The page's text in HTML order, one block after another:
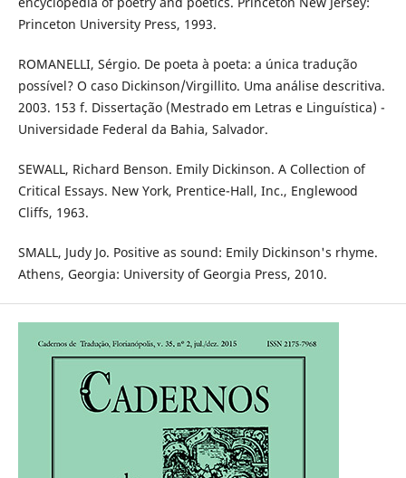
Princeton University Press, 1993.
ROMANELLI, Sérgio. De poeta à poeta: a única tradução
possível? O caso Dickinson/Virgillito. Uma análise descritiva.
2003. 153 f. Dissertação (Mestrado em Letras e Linguística) -
Universidade Federal da Bahia, Salvador.
SEWALL, Richard Benson. Emily Dickinson. A Collection of
Critical Essays. New York, Prentice-Hall, Inc., Englewood
Cliffs, 1963.
SMALL, Judy Jo. Positive as sound: Emily Dickinson's rhyme.
Athens, Georgia: University of Georgia Press, 2010.